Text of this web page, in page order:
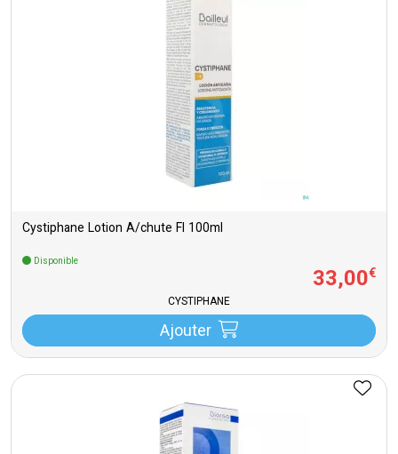
Cystiphane Lotion A/chute Fl 100ml
Disponible
33,00€
CYSTIPHANE
Ajouter